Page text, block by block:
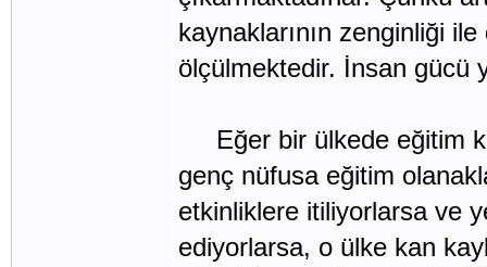
kaynaklarının zenginliği
ölçülmektedir. İnsan gücü
Eğer bir ülkede eğitim
genç nüfusa eğitim
etkinliklere itiliyorlarsa ve
ediyorlarsa, o ülke kan